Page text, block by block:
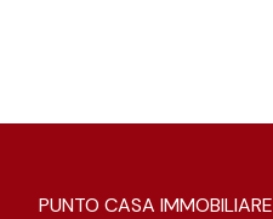
PUNTO CASA IMMOBILIARE